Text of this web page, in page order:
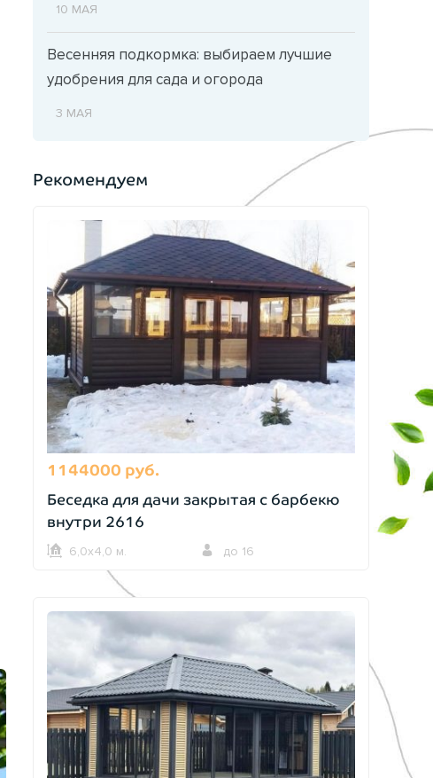
10 МАЯ
Весенняя подкормка: выбираем лучшие
удобрения для сада и огорода
3 МАЯ
Рекомендуем
1144000 руб.
Беседка для дачи закрытая с барбекю
внутри 2616
6,0х4,0 м. до 16